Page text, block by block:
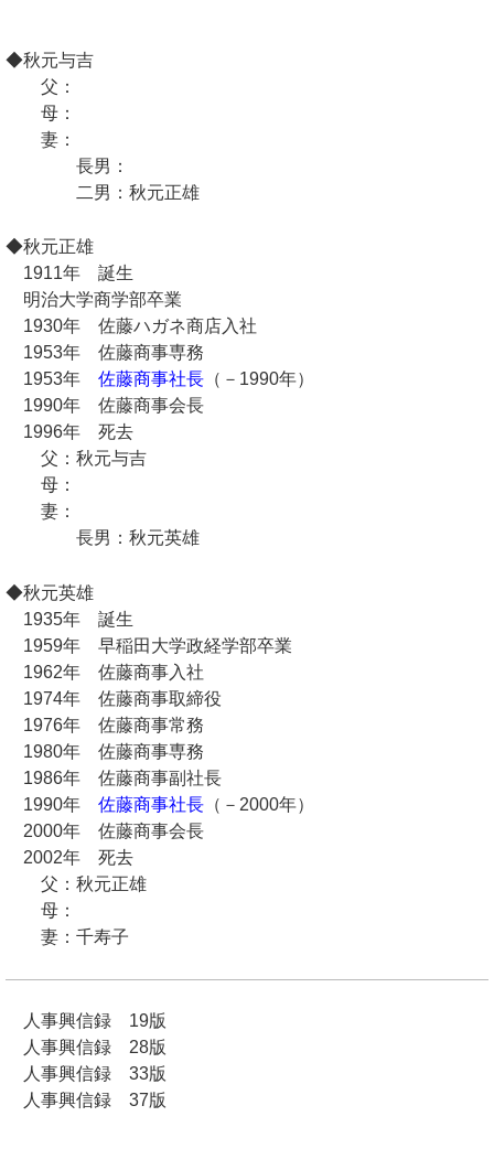
◆秋元与吉
父：
母：
妻：
長男：
二男：秋元正雄
◆秋元正雄
1911年 誕生
明治大学商学部卒業
1930年 佐藤ハガネ商店入社
1953年 佐藤商事専務
1953年 佐藤商事社長（－1990年）
1990年 佐藤商事会長
1996年 死去
父：秋元与吉
母：
妻：
長男：秋元英雄
◆秋元英雄
1935年 誕生
1959年 早稲田大学政経学部卒業
1962年 佐藤商事入社
1974年 佐藤商事取締役
1976年 佐藤商事常務
1980年 佐藤商事専務
1986年 佐藤商事副社長
1990年 佐藤商事社長（－2000年）
2000年 佐藤商事会長
2002年 死去
父：秋元正雄
母：
妻：千寿子
人事興信録 19版
人事興信録 28版
人事興信録 33版
人事興信録 37版